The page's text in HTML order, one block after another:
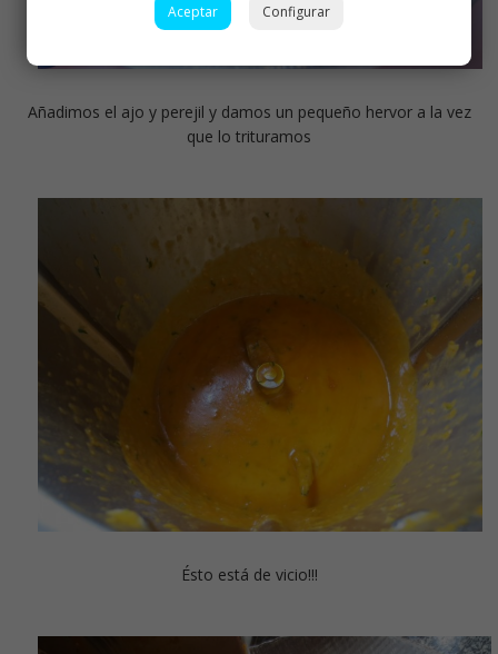
Añadimos el ajo y perejil y damos un pequeño hervor a la vez
que lo trituramos
Ésto está de vicio!!!
Aceptar Configurar